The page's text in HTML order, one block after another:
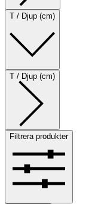
T / Djup (cm)
T / Djup (cm)
Filtrera produkter